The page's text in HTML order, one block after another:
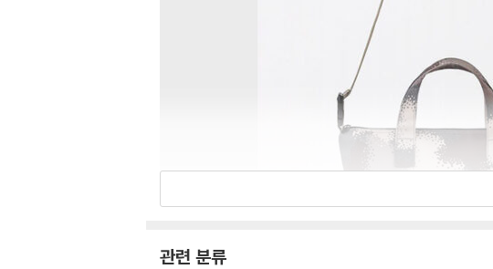
관련 분류